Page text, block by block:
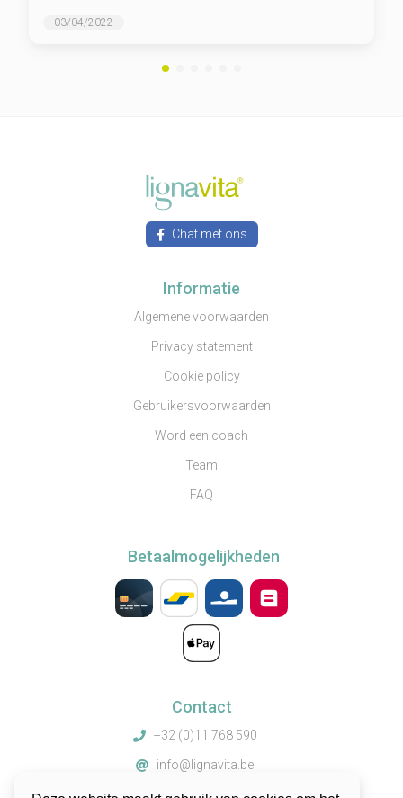
03/04/2022
Chat met ons
Informatie
Algemene voorwaarden
Privacy statement
Cookie policy
Gebruikersvoorwaarden
Word een coach
Team
FAQ
Betaalmogelijkheden
Contact
+32 (0)11 768 590
info@lignavita.be
Truibroek 67, 3945 Ham, België